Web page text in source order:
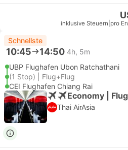
inklusive Steuern pro
Schnellste
10:45 14:50 4h, 5m
UBP Flughafen Ubon Ratchathani
(1 Stop) | Flug+Flug
CEI Flughafen Chiang Rai
Economy |
Thai AirAsia